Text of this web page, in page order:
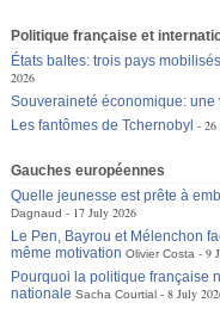
Politique française et
États baltes: trois pays
2026
Souveraineté économique:
Les fantômes de Tchernobyl
26
Gauches européennes
Quelle jeunesse est prête à
Dagnaud
17 July 2026
Le Pen, Bayrou et Mélenchon
même motivation Olivier Costa
9
Pourquoi la politique française
nationale Sacha Courtial 8 July